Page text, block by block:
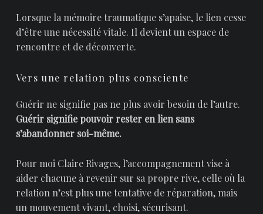
Lorsque la mémoire traumatique s’apaise, le lien cesse
d’être une nécessité vitale. Il devient un espace de
rencontre et de découverte.
Vers une relation plus consciente
Guérir ne signifie pas ne plus avoir besoin de l’autre.
Guérir signifie pouvoir rester en lien sans
s’abandonner soi-même.
Pour moi Claire Rivages, l’accompagnement vise à
aider chacune à revenir sur sa propre rive, celle où la
relation n’est plus une tentative de réparation, mais
un mouvement vivant, choisi, sécurisant.